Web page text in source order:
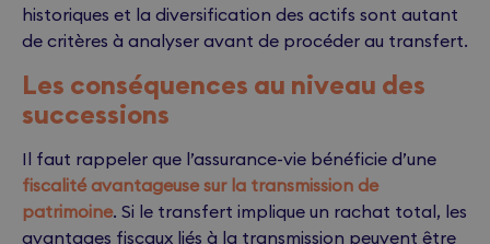
historiques et la diversification des actifs sont autant
de critères à analyser avant de procéder au transfert.
Les conséquences au niveau des
successions
Il faut rappeler que l’assurance-vie bénéficie d’une
fiscalité avantageuse sur la transmission de
patrimoine. Si le transfert implique un rachat total, les
avantages fiscaux liés à la transmission peuvent être